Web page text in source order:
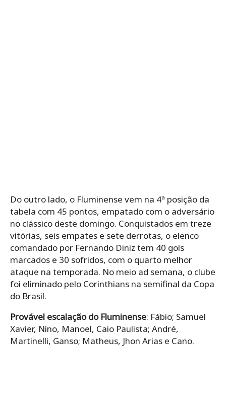
Do outro lado, o Fluminense vem na 4ª posição da
tabela com 45 pontos, empatado com o adversário
no clássico deste domingo. Conquistados em treze
vitórias, seis empates e sete derrotas, o elenco
comandado por Fernando Diniz tem 40 gols
marcados e 30 sofridos, com o quarto melhor
ataque na temporada. No meio ad semana, o clube
foi eliminado pelo Corinthians na semifinal da Copa
do Brasil.
Provável escalação do Fluminense: Fábio; Samuel
Xavier, Nino, Manoel, Caio Paulista; André,
Martinelli, Ganso; Matheus, Jhon Arias e Cano.